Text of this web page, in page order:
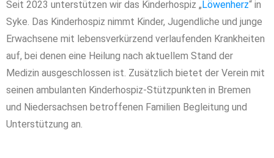
Seit 2023 unterstützen wir das Kinderhospiz „Löwenherz“ in
Syke. Das Kinderhospiz nimmt Kinder, Jugendliche und junge
Erwachsene mit lebensverkürzend verlaufenden Krankheiten
auf, bei denen eine Heilung nach aktuellem Stand der
Medizin ausgeschlossen ist. Zusätzlich bietet der Verein mit
seinen ambulanten Kinderhospiz-Stützpunkten in Bremen
und Niedersachsen betroffenen Familien Begleitung und
Unterstützung an.